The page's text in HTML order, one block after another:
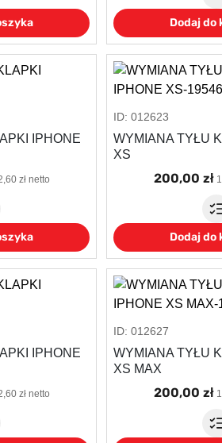
Dodaj do
IPHONE
zł netto
ID: 012623
WYMIANA TYŁU
XS
200,00 zł
Dodaj do
IPHONE
zł netto
ID: 012627
WYMIANA TYŁU
XS MAX
200,00 zł